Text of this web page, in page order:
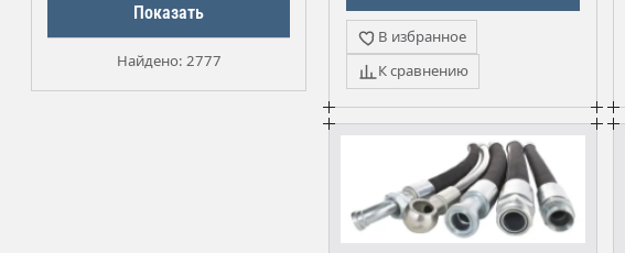
Показать
Найдено: 2777
В избранное
К сравнению